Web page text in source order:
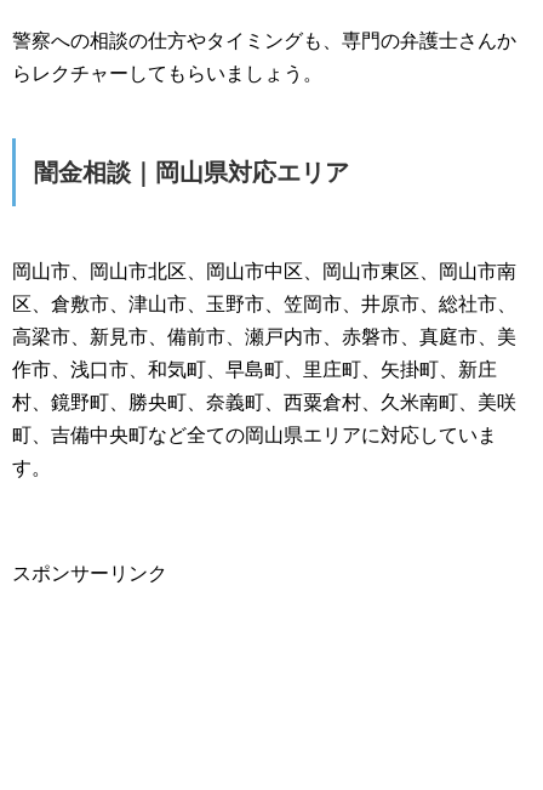
警察への相談の仕方やタイミングも、専門の弁護士さんか
らレクチャーしてもらいましょう。
闇金相談｜岡山県対応エリア
岡山市、岡山市北区、岡山市中区、岡山市東区、岡山市南
区、倉敷市、津山市、玉野市、笠岡市、井原市、総社市、
高梁市、新見市、備前市、瀬戸内市、赤磐市、真庭市、美
作市、浅口市、和気町、早島町、里庄町、矢掛町、新庄
村、鏡野町、勝央町、奈義町、西粟倉村、久米南町、美咲
町、吉備中央町など全ての岡山県エリアに対応していま
す。
スポンサーリンク